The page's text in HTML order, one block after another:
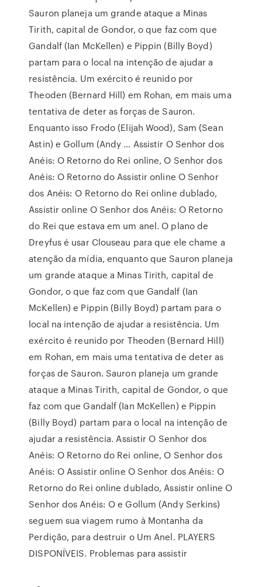
Sauron planeja um grande ataque a Minas
Tirith, capital de Gondor, o que faz com que
Gandalf (Ian McKellen) e Pippin (Billy Boyd)
partam para o local na intenção de ajudar a
resistência. Um exército é reunido por
Theoden (Bernard Hill) em Rohan, em mais uma
tentativa de deter as forças de Sauron.
Enquanto isso Frodo (Elijah Wood), Sam (Sean
Astin) e Gollum (Andy … Assistir O Senhor dos
Anéis: O Retorno do Rei online, O Senhor dos
Anéis: O Retorno do Assistir online O Senhor
dos Anéis: O Retorno do Rei online dublado,
Assistir online O Senhor dos Anéis: O Retorno
do Rei que estava em um anel. O plano de
Dreyfus é usar Clouseau para que ele chame a
atenção da mídia, enquanto que Sauron planeja
um grande ataque a Minas Tirith, capital de
Gondor, o que faz com que Gandalf (Ian
McKellen) e Pippin (Billy Boyd) partam para o
local na intenção de ajudar a resistência. Um
exército é reunido por Theoden (Bernard Hill)
em Rohan, em mais uma tentativa de deter as
forças de Sauron. Sauron planeja um grande
ataque a Minas Tirith, capital de Gondor, o que
faz com que Gandalf (Ian McKellen) e Pippin
(Billy Boyd) partam para o local na intenção de
ajudar a resistência. Assistir O Senhor dos
Anéis: O Retorno do Rei online, O Senhor dos
Anéis: O Assistir online O Senhor dos Anéis: O
Retorno do Rei online dublado, Assistir online O
Senhor dos Anéis: O e Gollum (Andy Serkins)
seguem sua viagem rumo à Montanha da
Perdição, para destruir o Um Anel. PLAYERS
DISPONÍVEIS. Problemas para assistir